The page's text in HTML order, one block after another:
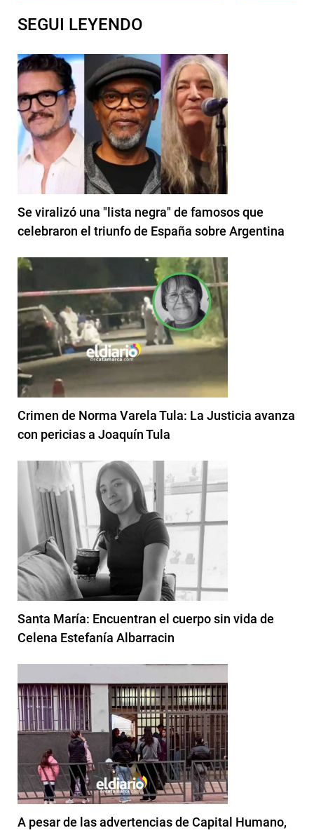
SEGUI LEYENDO
Se viralizó una "lista negra" de famosos que
celebraron el triunfo de España sobre Argentina
Crimen de Norma Varela Tula: La Justicia avanza
con pericias a Joaquín Tula
Santa María: Encuentran el cuerpo sin vida de
Celena Estefanía Albarracin
A pesar de las advertencias de Capital Humano,